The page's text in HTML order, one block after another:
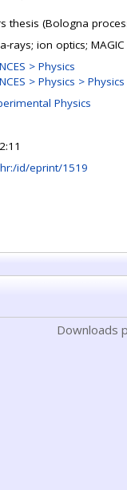
thesis (Bologna
rays; ion optics;
> Physics
> Physics >
Physics
id/eprint/1519
Downloads